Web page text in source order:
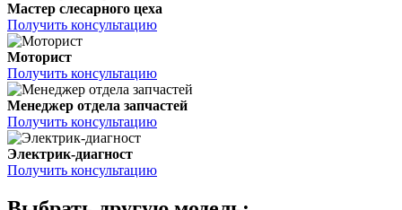
Мастер слесарного цеха
Получить консультацию
Моторист
Получить консультацию
Менеджер отдела запчастей
Получить консультацию
Электрик-диагност
Получить консультацию